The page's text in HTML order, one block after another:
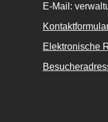
E-Mail:
Elektronische